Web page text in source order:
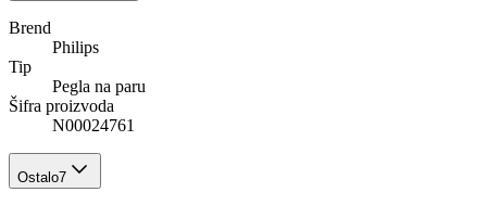
Brend
Philips
Tip
Pegla na paru
Šifra proizvoda
N00024761
Ostalo7